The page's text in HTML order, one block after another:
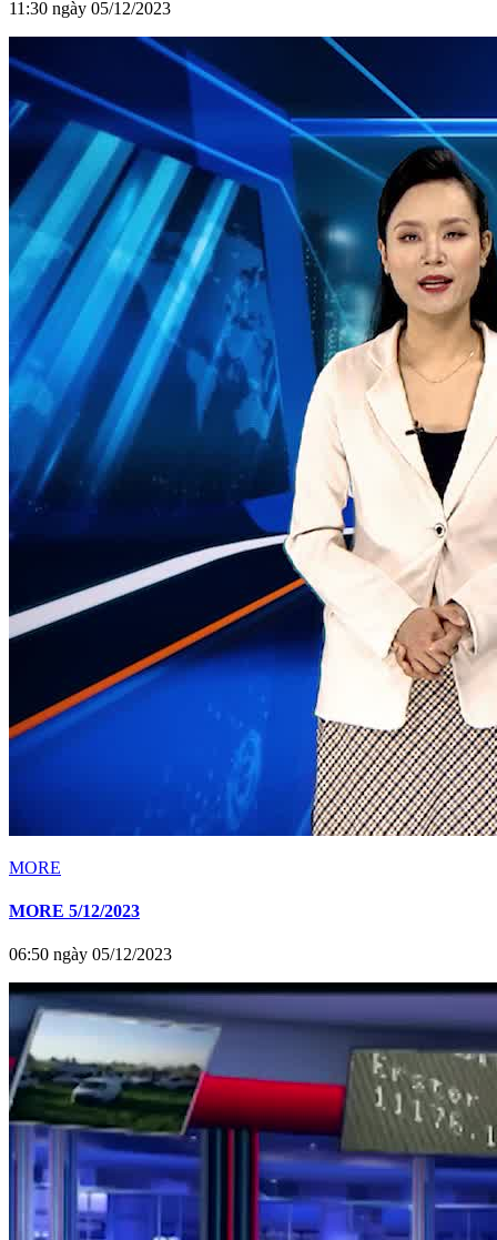
11:30 ngày 05/12/2023
MORE
MORE 5/12/2023
06:50 ngày 05/12/2023